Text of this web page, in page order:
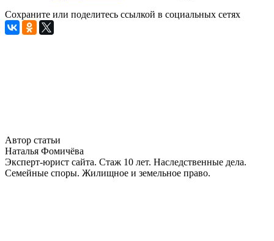
Сохраните или поделитесь ссылкой в социальных сетях
Автор статьи
Наталья Фомичёва
Эксперт-юрист сайта. Стаж 10 лет. Наследственные дела.
Семейные споры. Жилищное и земельное право.